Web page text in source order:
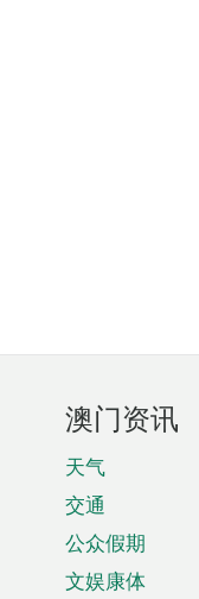
澳门资讯
天气
交通
公众假期
文娱康体